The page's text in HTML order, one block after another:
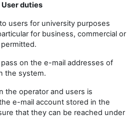
User duties
users for university purposes
for business, commercial or
on the e-mail addresses of
the system.
the operator and users is
e-mail account stored in the
that they can be reached under